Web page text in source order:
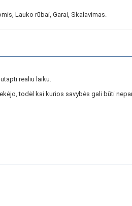
Lauko rūbai, Garai, Skalavimas.
realiu laiku.
todėl kai kurios savybės gali būti